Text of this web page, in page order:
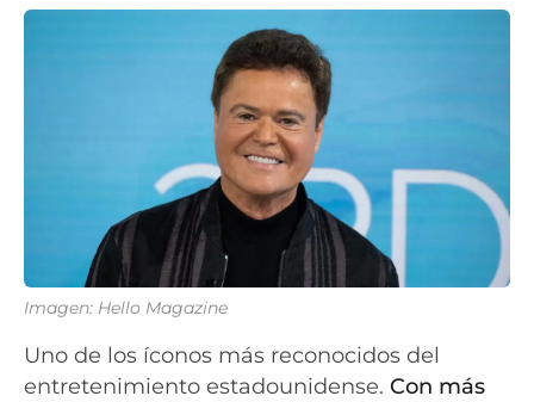
Imagen: Hello Magazine
Uno de los íconos más reconocidos del
entretenimiento estadounidense. Con más